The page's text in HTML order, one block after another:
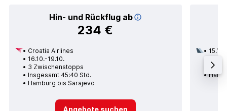
Hin- und Rückflug ab
234 €
Croatia Airlines
16.10.-19.10.
3 Zwischenstopps
Insgesamt 45:40 Std.
Hamburg bis Sarajevo
Angebote suchen
15.10.